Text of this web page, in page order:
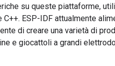
su queste piattaforme,
ESP-IDF attualmente
di creare una varietà di
e giocattoli a grandi